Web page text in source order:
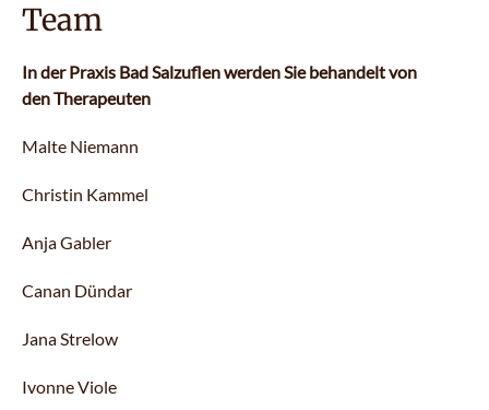
Team
In der Praxis Bad Salzuflen werden Sie behandelt von
den Therapeuten
Malte Niemann
Christin Kammel
Anja Gabler
Canan Dündar
Jana Strelow
Ivonne Viole